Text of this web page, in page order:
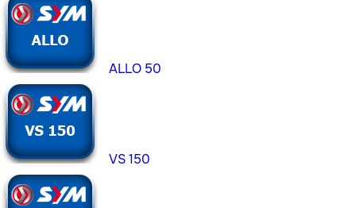
ALLO 50
VS 150